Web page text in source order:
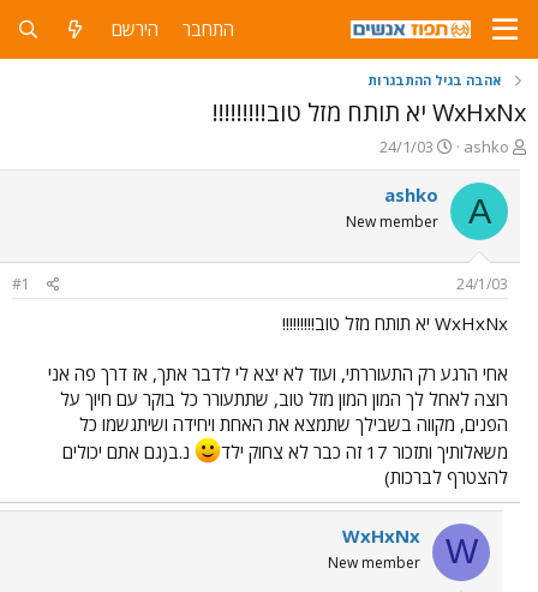
התחבר הירשם
אהבה בגיל ההתבגרות
WxHxNx יא תותח מזל טוב!!!!!!!!!
פ
ו
ת
ח
ה
ש
א
ashko
פ
ו
ר
ם
ר
24/1/03
A
ashko
New member
24/1/03
#1
WxHxNx יא תותח מזל טוב!!!!!!!!!
אחי הרגע רק התעוררתי, ועוד לא יצא לי לדבר אתך, אז דרך פה אני
רוצה לאחל לך המון המון מזל טוב, שתתעורר כל בוקר עם חיוך על
הפנים, מקווה בשבילך שתמצא את האחת ויחידה ושיתגשמו כל
משאלותיך ותזכור 17 זה כבר לא צחוק ילד
נ.ב(גם אתם יכולים
להצטרף לברכות)
W
WxHxNx
New member